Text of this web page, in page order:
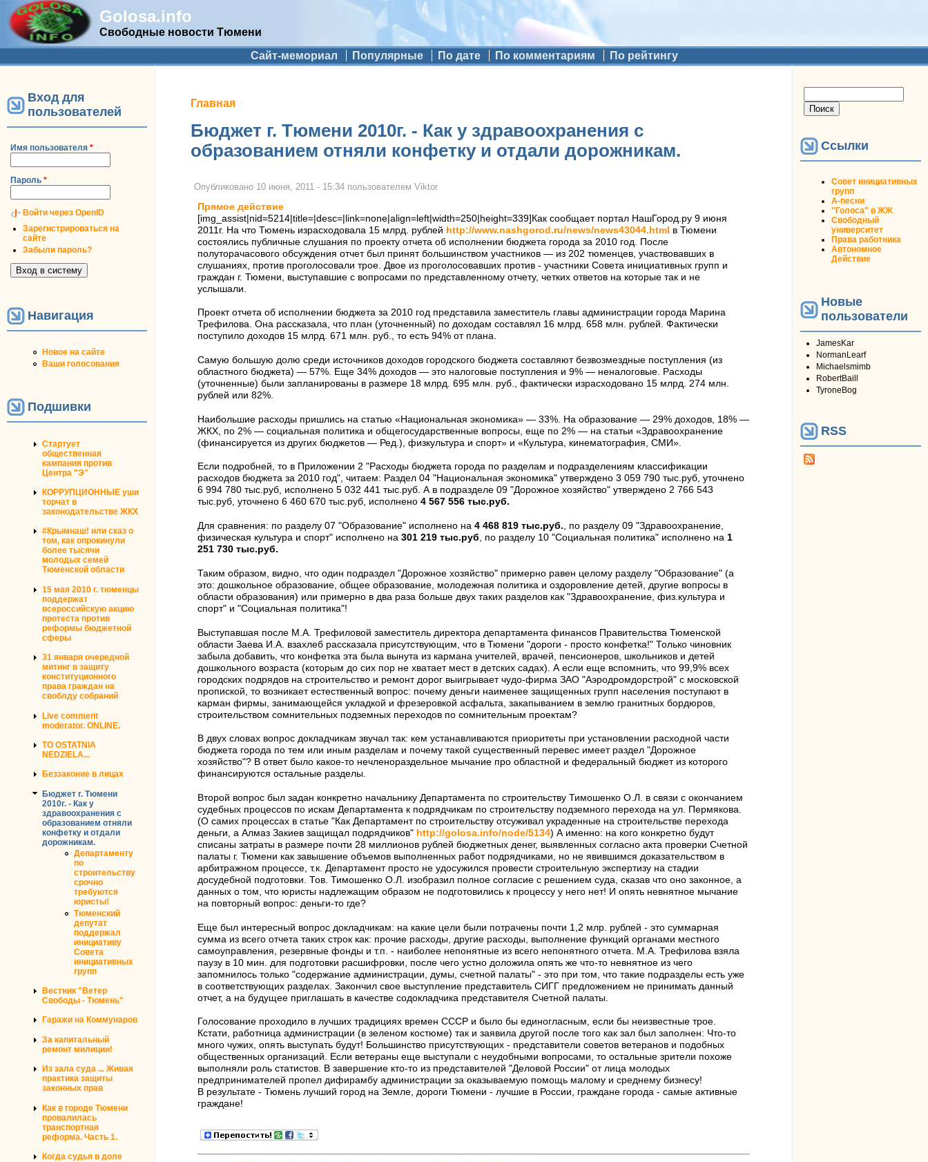
Golosa.info
Свободные новости Тюмени
Дополнительное меню Сайт-мемориал Популярные По дате По комментариям По рейтингу
Вход для
пользователей
Имя пользователя *
Пароль *
Войти через OpenID
Зарегистрироваться на
сайте
Забыли пароль?
Навигация
Новое на сайте
Ваши голосования
Подшивки
Стартует
общественная
кампания против
Центра "Э"
КОРРУПЦИОННЫЕ уши
торчат в
законодательстве ЖКХ
#Крымнаш! или сказ о
том, как опрокинули
более тысячи
молодых семей
Тюменской области
15 мая 2010 г. тюменцы
поддержат
всероссийскую акцию
протеста против
реформы бюджетной
сферы
31 января очередной
митинг в защиту
конституционного
права граждан на
своблду собраний
Live comment
moderator. ONLINE.
TO OSTATNIA
NEDZIELA...
Беззаконие в лицах
Бюджет г. Тюмени
2010г. - Как у
здравоохранения с
образованием отняли
конфетку и отдали
дорожникам.
Департаменту
по
строительству
срочно
требуются
юристы!
Тюменский
депутат
поддержал
инициативу
Совета
инициативных
групп
Вестник "Ветер
Свободы - Тюмень"
Гаражи на Коммунаров
За капитальный
ремонт милиции!
Из зала суда ... Живая
практика защиты
законных прав
Как в городе Тюмени
провалилась
транспортная
реформа. Часть 1.
Когда судья в доле
Вы здесь
Главная
Бюджет г. Тюмени 2010г. - Как у здравоохранения с
образованием отняли конфетку и отдали дорожникам.
Опубликовано 10 июня, 2011 - 15:34 пользователем Viktor
Прямое действие
[img_assist|nid=5214|title=|desc=|link=none|align=left|width=250|height=339]Как сообщает портал НашГород.ру 9 июня
2011г. На что Тюмень израсходовала 15 млрд. рублей http://www.nashgorod.ru/news/news43044.html в Тюмени
состоялись публичные слушания по проекту отчета об исполнении бюджета города за 2010 год. После
полуторачасового обсуждения отчет был принят большинством участников — из 202 тюменцев, участвовавших в
слушаниях, против проголосовали трое. Двое из проголосовавших против - участники Совета инициативных групп и
граждан г. Тюмени, выступавшие с вопросами по представленному отчету, четких ответов на которые так и не
услышали.
Проект отчета об исполнении бюджета за 2010 год представила заместитель главы администрации города Марина
Трефилова. Она рассказала, что план (уточненный) по доходам составлял 16 млрд. 658 млн. рублей. Фактически
поступило доходов 15 млрд. 671 млн. руб., то есть 94% от плана.
Самую большую долю среди источников доходов городского бюджета составляют безвозмездные поступления (из
областного бюджета) — 57%. Еще 34% доходов — это налоговые поступления и 9% — неналоговые. Расходы
(уточненные) были запланированы в размере 18 млрд. 695 млн. руб., фактически израсходовано 15 млрд. 274 млн.
рублей или 82%.
Наибольшие расходы пришлись на статью «Национальная экономика» — 33%. На образование — 29% доходов, 18% —
ЖКХ, по 2% — социальная политика и общегосударственные вопросы, еще по 2% — на статьи «Здравоохранение
(финансируется из других бюджетов — Ред.), физкультура и спорт» и «Культура, кинематография, СМИ».
Если подробней, то в Приложении 2 "Расходы бюджета города по разделам и подразделениям классификации
расходов бюджета за 2010 год", читаем: Раздел 04 "Национальная экономика" утверждено 3 059 790 тыс.руб, уточнено
6 994 780 тыс.руб, исполнено 5 032 441 тыс.руб. А в подразделе 09 "Дорожное хозяйство" утверждено 2 766 543
тыс.руб, уточнено 6 460 670 тыс.руб, исполнено 4 567 556 тыс.руб.
Для сравнения: по разделу 07 "Образование" исполнено на 4 468 819 тыс.руб., по разделу 09 "Здравоохранение,
физическая культура и спорт" исполнено на 301 219 тыс.руб, по разделу 10 "Социальная политика" исполнено на 1
251 730 тыс.руб.
Таким образом, видно, что один подраздел "Дорожное хозяйство" примерно равен целому разделу "Образование" (а
это: дошкольное образование, общее образование, молодежная политика и оздоровление детей, другие вопросы в
области образования) или примерно в два раза больше двух таких разделов как "Здравоохранение, физ.культура и
спорт" и "Социальная политика"!
Выступавшая после М.А. Трефиловой заместитель директора департамента финансов Правительства Тюменской
области Заева И.А. взахлеб рассказала присутствующим, что в Тюмени "дороги - просто конфетка!" Только чиновник
забыла добавить, что конфетка эта была вынута из кармана учителей, врачей, пенсионеров, школьников и детей
дошкольного возраста (которым до сих пор не хватает мест в детских садах). А если еще вспомнить, что 99,9% всех
городских подрядов на строительство и ремонт дорог выигрывает чудо-фирма ЗАО "Аэродромдорстрой" с московской
пропиской, то возникает естественный вопрос: почему деньги наименее защищенных групп населения поступают в
карман фирмы, занимающейся укладкой и фрезеровкой асфальта, закапыванием в землю гранитных бордюров,
строительством сомнительных подземных переходов по сомнительным проектам?
В двух словах вопрос докладчикам звучал так: кем устанавливаются приоритеты при установлении расходной части
бюджета города по тем или иным разделам и почему такой существенный перевес имеет раздел "Дорожное
хозяйство"? В ответ было какое-то нечленораздельное мычание про областной и федеральный бюджет из которого
финансируются остальные разделы.
Второй вопрос был задан конкретно начальнику Департамента по строительству Тимошенко О.Л. в связи с окончанием
судебных процессов по искам Департамента к подрядчикам по строительству подземного перехода на ул. Пермякова.
(О самих процессах в статье "Как Департамент по строительству отсуживал украденные на строительстве перехода
деньги, а Алмаз Закиев защищал подрядчиков" http://golosa.info/node/5134) А именно: на кого конкретно будут
списаны затраты в размере почти 28 миллионов рублей бюджетных денег, выявленных согласно акта проверки Счетной
палаты г. Тюмени как завышение объемов выполненных работ подрядчиками, но не явившимся доказательством в
арбитражном процессе, т.к. Департамент просто не удосужился провести строительную экспертизу на стадии
досудебной подготовки. Тов. Тимошенко О.Л. изобразил полное согласие с решением суда, сказав что оно законное, а
данных о том, что юристы надлежащим образом не подготовились к процессу у него нет! И опять невнятное мычание
на повторный вопрос: деньги-то где?
Еще был интересный вопрос докладчикам: на какие цели были потрачены почти 1,2 млр. рублей - это суммарная
сумма из всего отчета таких строк как: прочие расходы, другие расходы, выполнение функций органами местного
самоуправления, резервные фонды и т.п. - наиболее непонятные из всего непонятного отчета. М.А. Трефилова взяла
паузу в 10 мин. для подготовки расшифровки, после чего устно доложила опять же что-то невнятное из чего
запомнилось только "содержание администрации, думы, счетной палаты" - это при том, что такие подразделы есть уже
в соответствующих разделах. Закончил свое выступление представитель СИГГ предложением не принимать данный
отчет, а на будущее приглашать в качестве содокладчика представителя Счетной палаты.
Голосование проходило в лучших традициях времен СССР и было бы единогласным, если бы неизвестные трое.
Кстати, работница администрации (в зеленом костюме) так и заявила другой после того как зал был заполнен: Что-то
много чужих, опять выступать будут! Большинство присутствующих - представители советов ветеранов и подобных
общественных организаций. Если ветераны еще выступали с неудобными вопросами, то остальные зрители похоже
выполняли роль статистов. В завершение кто-то из представителей "Деловой России" от лица молодых
предпринимателей пропел дифирамбу администрации за оказываемую помощь малому и среднему бизнесу!
В результате - Тюмень лучший город на Земле, дороги Тюмени - лучшие в России, граждане города - самые активные
граждане!
Ссылки
Совет инициативных
групп
А-песни
"Голоса" в ЖЖ
Свободный
университет
Права работника
Автономное
Действие
Новые
пользователи
JamesKar
NormanLearf
Michaelsmimb
RobertBaill
TyroneBog
RSS